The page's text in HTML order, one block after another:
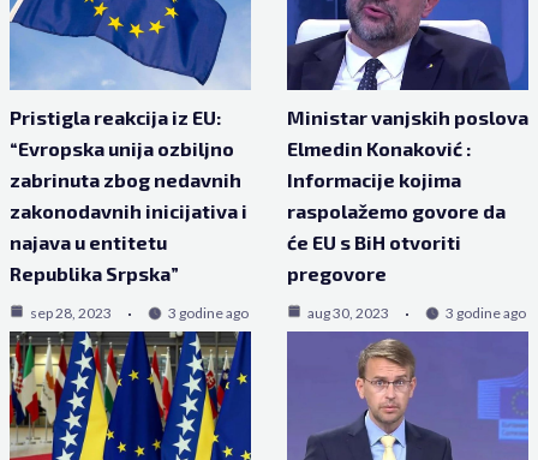
Pristigla reakcija iz EU:
“Evropska unija ozbiljno
zabrinuta zbog nedavnih
zakonodavnih inicijativa i
najava u entitetu
Republika Srpska”
sep 28, 2023 3 godine ago
Ministar vanjskih poslova
Elmedin Konaković :
Informacije kojima
raspolažemo govore da
će EU s BiH otvoriti
pregovore
aug 30, 2023 3 godine ago